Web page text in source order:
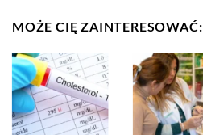
MOŻE CIĘ ZAINTERESOWAĆ: